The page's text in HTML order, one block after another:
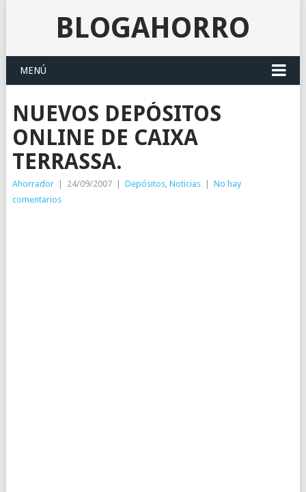
BLOGAHORRO
MENÚ
NUEVOS DEPÓSITOS
ONLINE DE CAIXA
TERRASSA.
Ahorrador 24/09/2007 Depósitos, Noticias
No hay
comentarios